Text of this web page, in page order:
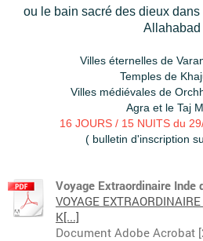
ou le bain sacré des dieux
Allahabad
Villes éternelles de
Temples de
Villes médiévales de
Agra et le Taj
16 JOURS / 15 NUITS du
( bulletin d'inscription
Voyage Extraordinaire Inde
VOYAGE
K[...]
Document Adobe Acrobat